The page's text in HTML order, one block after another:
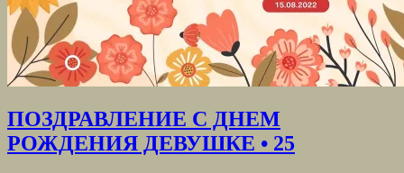
ПОЗДРАВЛЕНИЕ С ДНЕМ
РОЖДЕНИЯ ДЕВУШКЕ • 25